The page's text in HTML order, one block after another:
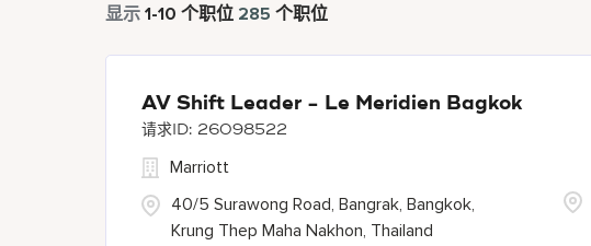
显示 1-10 个职位 285 个职位
AV Shift Leader - Le Meridien Bagkok
26098522
40/5 Surawong Road, Bangrak, Bangkok,
Krung Thep Maha Nakhon, Thailand
Marriott